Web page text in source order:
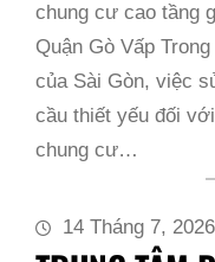
chung cư cao tầng
Quận Gò Vấp
của Sài Gòn, việc
cầu thiết yếu đối
chung cư…
14 Tháng 7, 2026